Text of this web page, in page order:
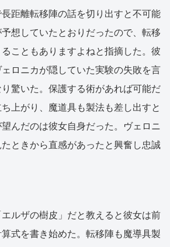
距離転移陣の話を切り出すと不可能
想していたとおりだったので、転移
こともありますよねと指摘した。彼
ロニカが隠していた実験の失敗を言
驚いた。保護する術があれば可能だ
上がり、魔道具も製法も差し出すと
んだのは彼女自身だった。ヴェロニ
ときから直感があったと興奮し忠誠
ルザの樹皮」だと教えると彼女は前
式を書き始めた。転移陣も魔導具製